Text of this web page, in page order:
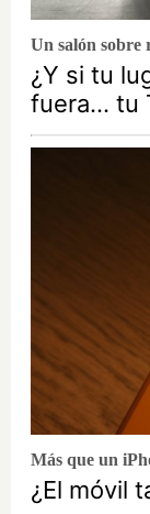
Un salón sobre
¿Y si tu
fuera… tu
Más que un
¿El móvil